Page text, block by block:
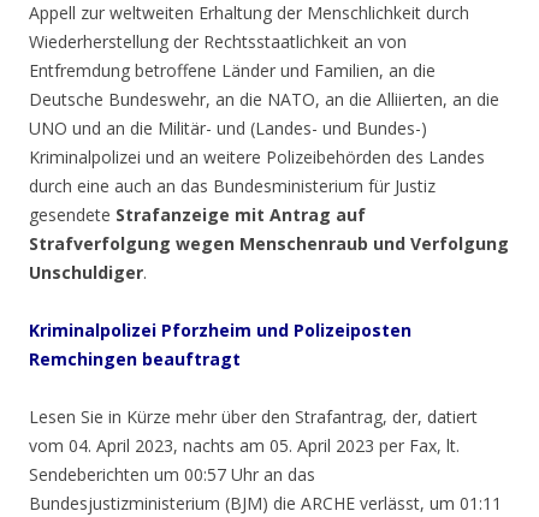
Appell zur weltweiten Erhaltung der Menschlichkeit durch
Wiederherstellung der Rechtsstaatlichkeit an von
Entfremdung betroffene Länder und Familien, an die
Deutsche Bundeswehr, an die NATO, an die Alliierten, an die
UNO und an die Militär- und (Landes- und Bundes-)
Kriminalpolizei und an weitere Polizeibehörden des Landes
durch eine auch an das Bundesministerium für Justiz
gesendete Strafanzeige mit Antrag auf
Strafverfolgung wegen Menschenraub und Verfolgung
Unschuldiger.
Kriminalpolizei Pforzheim und Polizeiposten
Remchingen beauftragt
Lesen Sie in Kürze mehr über den Strafantrag, der, datiert
vom 04. April 2023, nachts am 05. April 2023 per Fax, lt.
Sendeberichten um 00:57 Uhr an das
Bundesjustizministerium (BJM) die ARCHE verlässt, um 01:11